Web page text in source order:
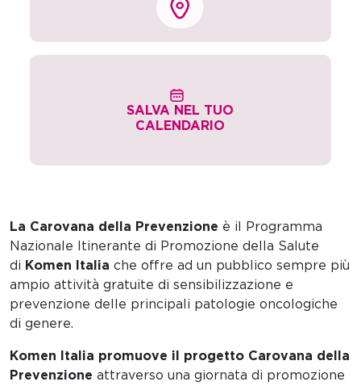
SALVA NEL TUO
CALENDARIO
La Carovana della Prevenzione è il Programma
Nazionale Itinerante di Promozione della Salute
di Komen Italia che offre ad un pubblico sempre più
ampio attività gratuite di sensibilizzazione e
prevenzione delle principali patologie oncologiche
di genere.
Komen Italia promuove il progetto Carovana della
Prevenzione attraverso una giornata di promozione